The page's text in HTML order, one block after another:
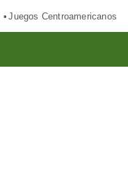
Juegos Centroamericanos